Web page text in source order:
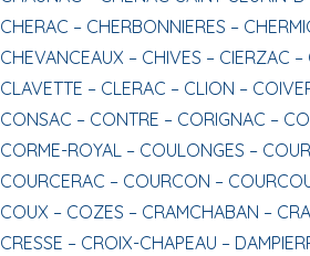
CHERAC – CHERBONNIERES –
CHEVANCEAUX – CHIVES – CIERZAC –
CLAVETTE – CLERAC – CLION –
CONSAC – CONTRE – CORIGNAC –
CORME-ROYAL – COULONGES –
COURCERAC – COURCON –
COUX – COZES – CRAMCHABAN –
CRESSE – CROIX-CHAPEAU –